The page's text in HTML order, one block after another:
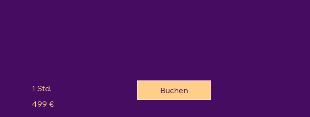
1 Std.
Euro
499 €
Buchen